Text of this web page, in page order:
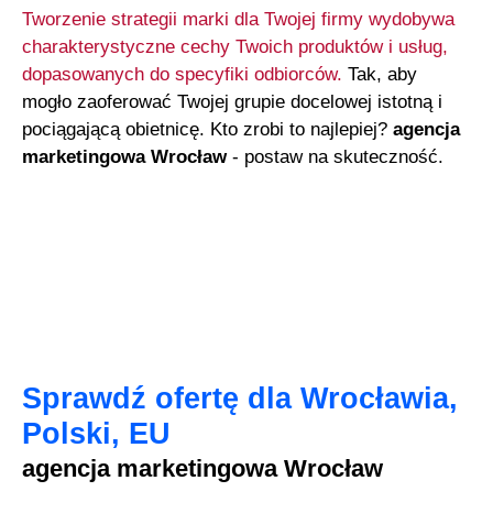
Tworzenie strategii marki dla Twojej firmy wydobywa
charakterystyczne cechy Twoich produktów i usług,
dopasowanych do specyfiki odbiorców. Tak, aby
mogło zaoferować Twojej grupie docelowej istotną i
pociągającą obietnicę. Kto zrobi to najlepiej?agencja
marketingowa Wrocław- postaw na skuteczność.
Sprawdź ofertę dla Wrocławia,
Polski, EU
agencja marketingowa Wrocław